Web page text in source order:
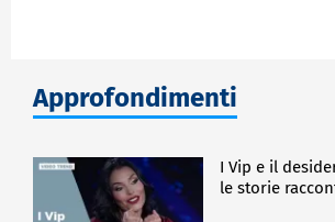
Approfondimenti
I Vip e il
le storie